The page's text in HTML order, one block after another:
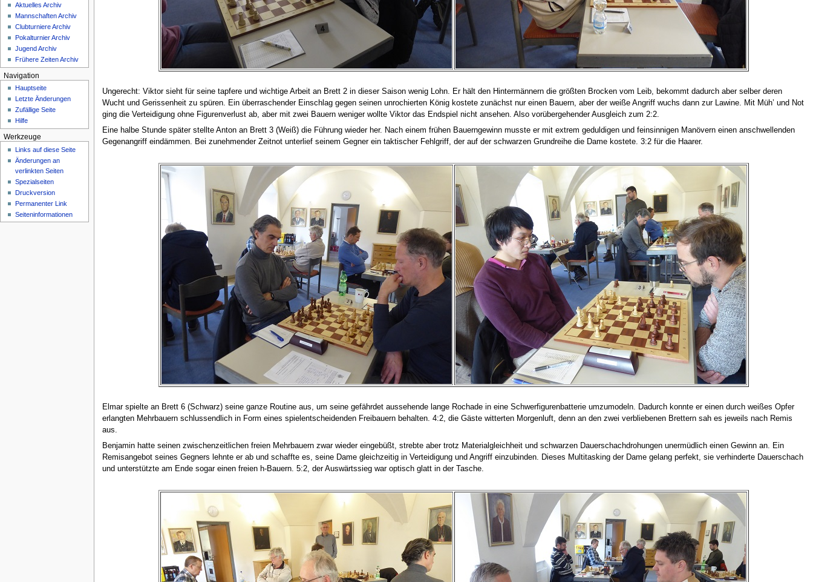
Ungerecht: Viktor sieht für seine tapfere und wichtige Arbeit an Brett 2 in dieser Saison wenig Lohn. Er hält den Hintermännern die größten Brocken vom Leib, bekommt dadurch aber selber deren
Wucht und Gerissenheit zu spüren. Ein überraschender Einschlag gegen seinen unrochierten König kostete zunächst nur einen Bauern, aber der weiße Angriff wuchs dann zur Lawine. Mit Müh’ und Not
ging die Verteidigung ohne Figurenverlust ab, aber mit zwei Bauern weniger wollte Viktor das Endspiel nicht ansehen. Also vorübergehender Ausgleich zum 2:2.
Eine halbe Stunde später stellte Anton an Brett 3 (Weiß) die Führung wieder her. Nach einem frühen Bauerngewinn musste er mit extrem geduldigen und feinsinnigen Manövern einen anschwellenden
Gegenangriff eindämmen. Bei zunehmender Zeitnot unterlief seinem Gegner ein taktischer Fehlgriff, der auf der schwarzen Grundreihe die Dame kostete. 3:2 für die Haarer.
Elmar spielte an Brett 6 (Schwarz) seine ganze Routine aus, um seine gefährdet aussehende lange Rochade in eine Schwerfigurenbatterie umzumodeln. Dadurch konnte er einen durch weißes Opfer
erlangten Mehrbauern schlussendlich in Form eines spielentscheidenden Freibauern behalten. 4:2, die Gäste witterten Morgenluft, denn an den zwei verbliebenen Brettern sah es jeweils nach Remis
aus.
Benjamin hatte seinen zwischenzeitlichen freien Mehrbauern zwar wieder eingebüßt, strebte aber trotz Materialgleichheit und schwarzen Dauerschachdrohungen unermüdlich einen Gewinn an. Ein
Remisangebot seines Gegners lehnte er ab und schaffte es, seine Dame gleichzeitig in Verteidigung und Angriff einzubinden. Dieses Multitasking der Dame gelang perfekt, sie verhinderte Dauerschach
und unterstützte am Ende sogar einen freien h-Bauern. 5:2, der Auswärtssieg war optisch glatt in der Tasche.
Aktuelles Archiv
Mannschaften Archiv
Clubturniere Archiv
Pokalturnier Archiv
Jugend Archiv
Frühere Zeiten Archiv
Navigation
Hauptseite
Letzte Änderungen
Zufällige Seite
Hilfe
Werkzeuge
Links auf diese Seite
Änderungen an
verlinkten Seiten
Spezialseiten
Druckversion
Permanenter Link
Seiten­­informationen